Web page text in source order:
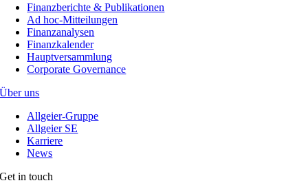
Finanzberichte & Publikationen
Ad hoc-Mitteilungen
Finanzanalysen
Finanzkalender
Hauptversammlung
Corporate Governance
Über uns
Allgeier-Gruppe
Allgeier SE
Karriere
News
Get in touch